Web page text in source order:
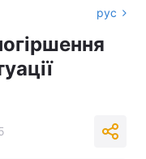
рус